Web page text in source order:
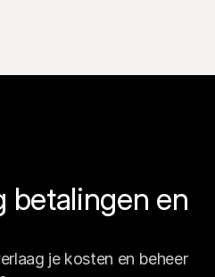
betalingen en
je kosten en beheer